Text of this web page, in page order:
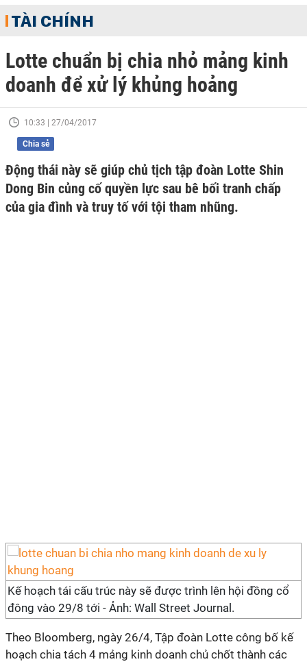
TÀI CHÍNH
Lotte chuẩn bị chia nhỏ mảng kinh
doanh để xử lý khủng hoảng
10:33 | 27/04/2017
Chia sẻ
Động thái này sẽ giúp chủ tịch tập đoàn Lotte Shin
Dong Bin củng cố quyền lực sau bê bối tranh chấp
của gia đình và truy tố với tội tham nhũng.
Kế hoạch tái cấu trúc này sẽ được trình lên hội đồng cổ
đông vào 29/8 tới - Ảnh: Wall Street Journal.
Theo Bloomberg, ngày 26/4, Tập đoàn Lotte công bố kế
hoạch chia tách 4 mảng kinh doanh chủ chốt thành các